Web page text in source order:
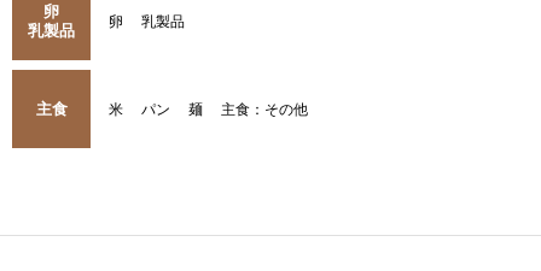
卵
乳製品
卵 乳製品
主食 米 パン 麺 主食：その他